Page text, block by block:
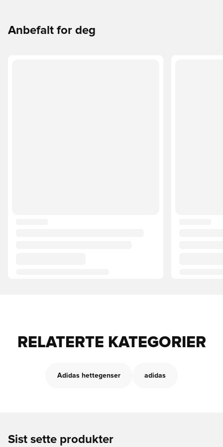
Anbefalt for deg
RELATERTE KATEGORIER
Adidas hettegenser adidas
Sist sette produkter